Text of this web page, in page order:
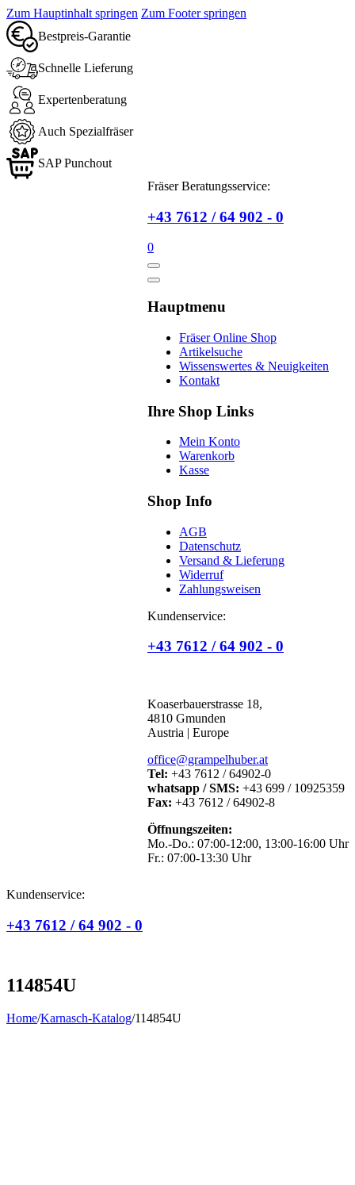
Zum Hauptinhalt springen Zum Footer springen
Bestpreis-Garantie
Schnelle Lieferung
Expertenberatung
Auch Spezialfräser
SAP Punchout
Fräser Beratungsservice:
+43 7612 / 64 902 - 0
0
Hauptmenu
Fräser Online Shop
Artikelsuche
Wissenswertes & Neuigkeiten
Kontakt
Ihre Shop Links
Mein Konto
Warenkorb
Kasse
Shop Info
AGB
Datenschutz
Versand & Lieferung
Widerruf
Zahlungsweisen
Kundenservice:
+43 7612 / 64 902 - 0
Koaserbauerstrasse 18,
4810 Gmunden
Austria | Europe
office@grampelhuber.at
Tel: +43 7612 / 64902-0
whatsapp / SMS: +43 699 / 10925359
Fax: +43 7612 / 64902-8
Öffnungszeiten:
Mo.-Do.: 07:00-12:00, 13:00-16:00 Uhr
Fr.: 07:00-13:30 Uhr
Kundenservice:
+43 7612 / 64 902 - 0
114854U
Home/Karnasch-Katalog/114854U